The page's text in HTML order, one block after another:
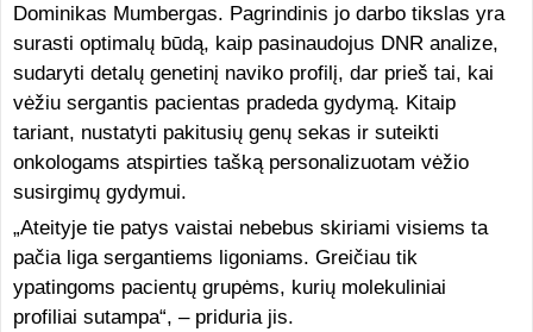
Dominikas Mumbergas. Pagrindinis jo darbo tikslas yra
surasti optimalų būdą, kaip pasinaudojus DNR analize,
sudaryti detalų genetinį naviko profilį, dar prieš tai, kai
vėžiu sergantis pacientas pradeda gydymą. Kitaip
tariant, nustatyti pakitusių genų sekas ir suteikti
onkologams atspirties tašką personalizuotam vėžio
susirgimų gydymui.
„Ateityje tie patys vaistai nebebus skiriami visiems ta
pačia liga sergantiems ligoniams. Greičiau tik
ypatingoms pacientų grupėms, kurių molekuliniai
profiliai sutampa“, – priduria jis.